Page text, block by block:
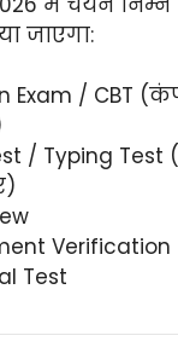
जाएगा:
Exam / CBT
/ Typing Test
Verification
Test